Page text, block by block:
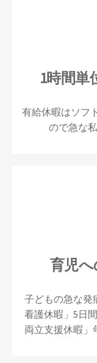
1時間単
有給休暇はソフ
ので急な
育児へ
子どもの急な発
看護休暇」5日
両立支援休暇」